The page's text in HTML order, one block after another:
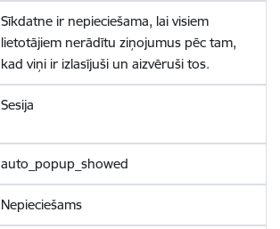
Sīkdatne ir nepieciešama, lai visiem
lietotājiem nerādītu ziņojumus pēc tam,
kad viņi ir izlasījuši un aizvēruši tos.
Sesija
auto_popup_showed
Nepieciešams